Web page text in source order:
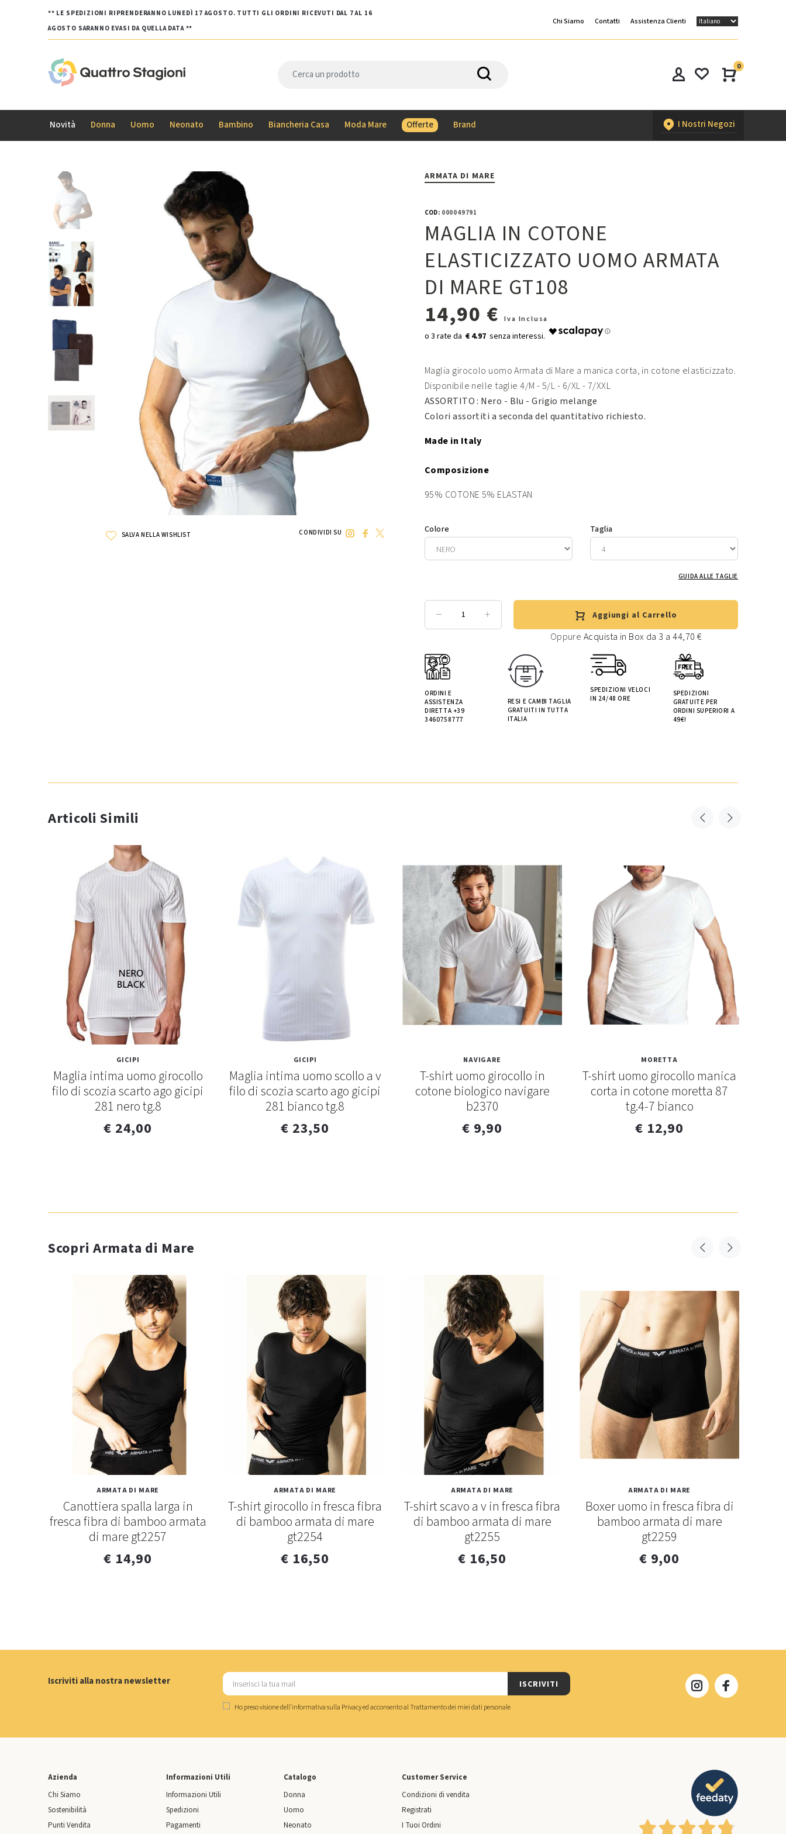
** LE SPEDIZIONI RIPRENDERANNO LUNEDÌ 17 AGOSTO. TUTTI GLI ORDINI RICEVUTI DAL 7 AL 16
AGOSTO SARANNO EVASI DA QUELLA DATA **
Chi Siamo Contatti Assistenza Clienti
0
Novità Donna Uomo Neonato Bambino Biancheria Casa Moda Mare Offerte Brand I Nostri Negozi
SALVA NELLA WISHLIST CONDIVIDI SU
ARMATA DI MARE
COD:000049791
MAGLIA IN COTONE
ELASTICIZZATO UOMO ARMATA
DI MARE GT108
14,90 €
Iva Inclusa
€ 4.97
Maglia girocolo uomo Armata di Mare a manica corta, in cotone elasticizzato.
Disponibile nelle taglie 4/M - 5/L - 6/XL - 7/XXL
ASSORTITO : Nero - Blu - Grigio melange
Colori assortiti a seconda del quantitativo richiesto.
Made in Italy
Composizione
95% COTONE 5% ELASTAN
Colore Taglia
GUIDA ALLE TAGLIE
Aggiungi al Carrello
Oppure Acquista in Box da 3 a 44,70 €
ORDINI E
ASSISTENZA
DIRETTA +39
3460758777
RESI E CAMBI TAGLIA
GRATUITI IN TUTTA
ITALIA
SPEDIZIONI VELOCI
IN 24/48 ORE
SPEDIZIONI
GRATUITE PER
ORDINI SUPERIORI A
49€!
Articoli Simili
GICIPI
Maglia intima uomo girocollo
filo di scozia scarto ago gicipi
281 nero tg.8
€ 24,00
GICIPI
Maglia intima uomo scollo a v
filo di scozia scarto ago gicipi
281 bianco tg.8
€ 23,50
NAVIGARE
T-shirt uomo girocollo in
cotone biologico navigare
b2370
€ 9,90
MORETTA
T-shirt uomo girocollo manica
corta in cotone moretta 87
tg.4-7 bianco
€ 12,90
Scopri Armata di Mare
ARMATA DI MARE
Canottiera spalla larga in
fresca fibra di bamboo armata
di mare gt2257
€ 14,90
ARMATA DI MARE
T-shirt girocollo in fresca fibra
di bamboo armata di mare
gt2254
€ 16,50
ARMATA DI MARE
T-shirt scavo a v in fresca fibra
di bamboo armata di mare
gt2255
€ 16,50
ARMATA DI MARE
Boxer uomo in fresca fibra di
bamboo armata di mare
gt2259
€ 9,00
Iscriviti alla nostra newsletter ISCRIVITI
Ho preso visione dell'informativa sulla Privacyed acconsento alTrattamento dei miei dati personale
Azienda
Chi Siamo
Sostenibilità
Punti Vendita
Informazioni Utili
Informazioni Utili
Spedizioni
Pagamenti
Catalogo
Donna
Uomo
Neonato
Customer Service
Condizioni di vendita
Registrati
I Tuoi Ordini